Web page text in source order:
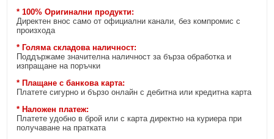
* 100% Оригинални продукти:
Директен внос само от официални канали, без компромис с
произхода
* Голяма складова наличност:
Поддържаме значителна наличност за бърза обработка и
изпращане на поръчки
* Плащане с банкова карта:
Платете сигурно и бързо онлайн с дебитна или кредитна карта
* Наложен платеж:
Платете удобно в брой или с карта директно на куриера при
получаване на пратката